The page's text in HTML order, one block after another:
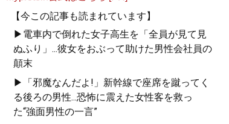
【今この記事も読まれています】
▶電車内で倒れた女子高生を「全員が見て見
ぬふり」...彼女をおぶって助けた男性会社員の
顛末
▶「邪魔なんだよ!」新幹線で座席を蹴ってく
る後ろの男性...恐怖に震えた女性客を救っ
た“強面男性の一言”